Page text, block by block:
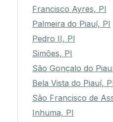
Francisco Ayres, PI
Palmeira do Piauí, PI
Pedro II, PI
Simões, PI
São Gonçalo do
Bela Vista do Piauí, PI
São Francisco de
Inhuma, PI